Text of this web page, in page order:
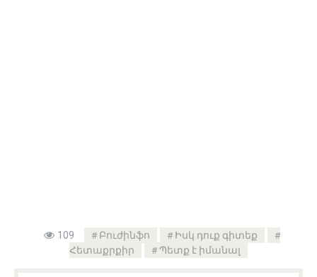
109 Բուժինֆո
Իսկ դուք գիտեք
Հետաքրքիր
Պետք է իմանալ